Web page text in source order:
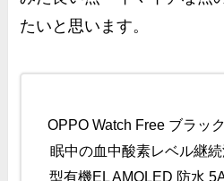
たいと思います。
OPPO Watch Free ブラッ
眠中の血中酸素レベル継
型有機EL AMOLED 防水